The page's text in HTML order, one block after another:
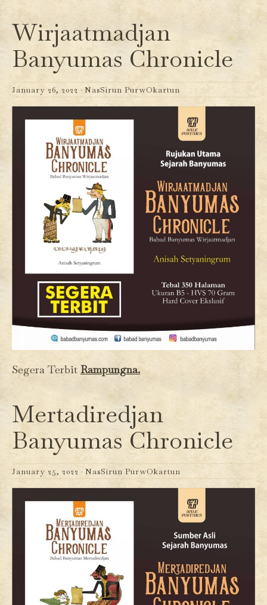
Wirjaatmadjan
Banyumas Chronicle
January 26, 2022 · NasSirun PurwOkartun
Segera Terbit Rampungna.
Mertadiredjan
Banyumas Chronicle
January 25, 2022 ·NasSirun PurwOkartun